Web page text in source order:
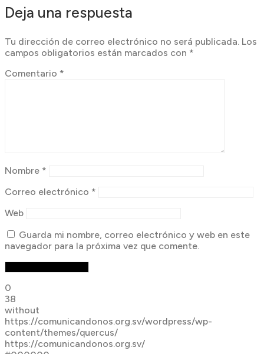
Deja una respuesta
Tu dirección de correo electrónico no será publicada. Los
campos obligatorios están marcados con *
Comentario *
Nombre *
Correo electrónico *
Web
Guarda mi nombre, correo electrónico y web en este
navegador para la próxima vez que comente.
0
38
without
https://comunicandonos.org.sv/wordpress/wp-
content/themes/quercus/
https://comunicandonos.org.sv/